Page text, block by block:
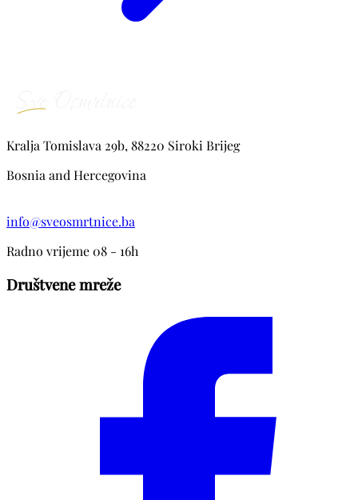
Kralja Tomislava 29b, 88220 Siroki Brijeg
Bosnia and Hercegovina
info@sveosmrtnice.ba
Radno vrijeme 08 - 16h
Društvene mreže